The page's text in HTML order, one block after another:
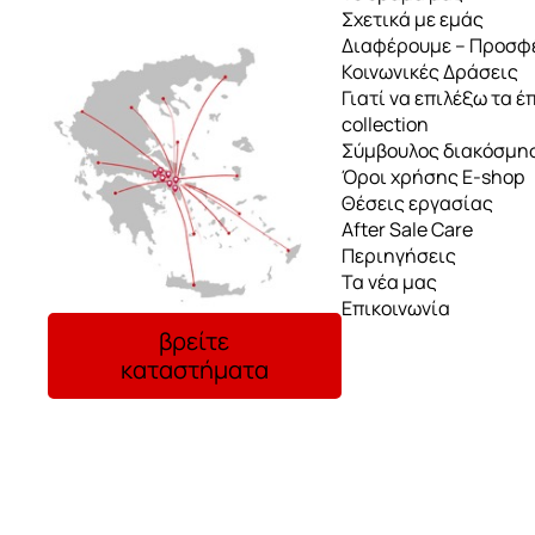
βρείτε
καταστήματα
Σχετικά με εμάς
Διαφέρουμε –
Κοινωνικές Δράσεις
Γιατί να επιλέξω τα
collection
Σύμβουλος
Όροι χρήσης E-shop
Θέσεις εργασίας
After Sale Care
Περιηγήσεις
Τα νέα μας
Επικοινωνία